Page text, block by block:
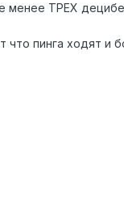
менее ТРЕХ
пинга ходят и